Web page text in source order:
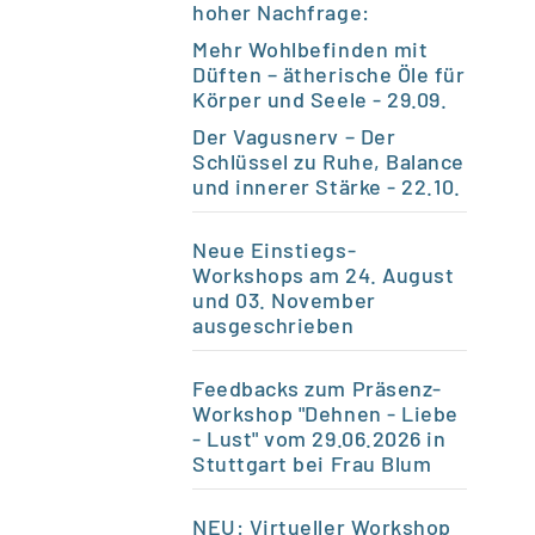
hoher Nachfrage:
Mehr Wohlbefinden mit
Düften – ätherische Öle für
Körper und Seele - 29.09.
Der Vagusnerv – Der
Schlüssel zu Ruhe, Balance
und innerer Stärke - 22.10.
Neue Einstiegs-
Workshops am 24. August
und 03. November
ausgeschrieben
Feedbacks zum Präsenz-
Workshop "Dehnen - Liebe
- Lust" vom 29.06.2026 in
Stuttgart bei Frau Blum
NEU: Virtueller Workshop